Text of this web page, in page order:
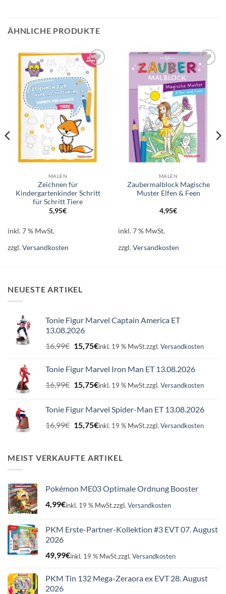
ÄHNLICHE PRODUKTE
Auf die
Wunschliste
MALEN
Zeichnen für
Kindergartenkinder Schritt
für Schritt Tiere
5,95€
inkl. 7 % MwSt.
zzgl.Versandkosten
Auf die
Wunschliste
MALEN
Zaubermalblock Magische
Muster Elfen & Feen
4,95€
inkl. 7 % MwSt.
zzgl.Versandkosten
NEUESTE ARTIKEL
Tonie Figur Marvel Captain America ET
13.08.2026
16,99€ Ursprünglicher
Preis
16,99€
15,75€Aktueller
15,75€.
inkl. 19 % MwSt.zzgl. Versandkosten
Tonie Figur Marvel Iron Man ET 13.08.2026
16,99€ Ursprünglicher
Preis
16,99€
15,75€Aktueller
15,75€.
inkl. 19 % MwSt.zzgl. Versandkosten
Tonie Figur Marvel Spider-Man ET 13.08.2026
16,99€ Ursprünglicher
Preis
16,99€
15,75€Aktueller
15,75€.
inkl. 19 % MwSt.zzgl. Versandkosten
MEIST VERKAUFTE ARTIKEL
Pokémon ME03 Optimale Ordnung Booster
4,99€inkl. 19 % MwSt.zzgl. Versandkosten
PKM Erste-Partner-Kollektion #3 EVT 07. August
2026
49,99€inkl. 19 % MwSt.zzgl. Versandkosten
PKM Tin 132 Mega-Zeraora ex EVT 28. August
2026